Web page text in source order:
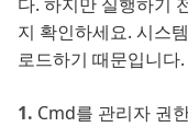
다. 하지만 실행하기
지 확인하세요. 시스
로드하기 때문입니다.
Cmd를 관리자 권